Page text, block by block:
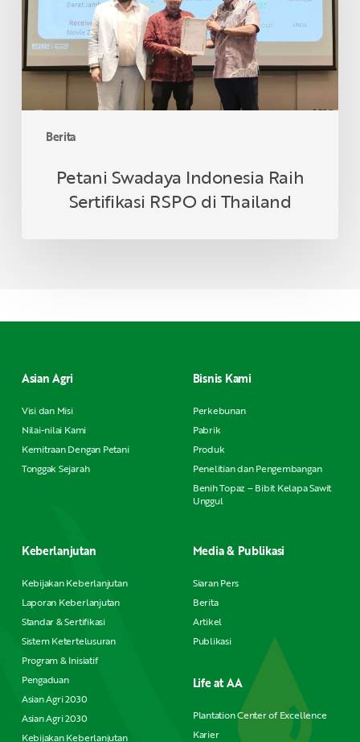
Berita
RSPO
di
Thailand
Petani Swadaya Indonesia Raih
Sertifikasi RSPO di Thailand
Asian Agri
Visi dan Misi
Nilai-nilai Kami
Kemitraan Dengan Petani
Tonggak Sejarah
Bisnis Kami
Perkebunan
Pabrik
Produk
Penelitian dan Pengembangan
Benih Topaz – Bibit Kelapa Sawit
Unggul
Keberlanjutan
Kebijakan Keberlanjutan
Laporan Keberlanjutan
Standar & Sertifikasi
Sistem Ketertelusuran
Program & Inisiatif
Pengaduan
Asian Agri 2030
Asian Agri 2030
Kebijakan Keberlanjutan
Media & Publikasi
Siaran Pers
Berita
Artikel
Publikasi
Life at AA
Plantation Center of Excellence
Karier